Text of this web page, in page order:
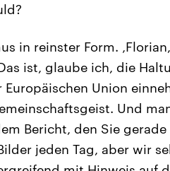
in reinster Form.
ist, glaube ich, die
Union
Und
Bericht, den Sie
jeden Tag, aber wir